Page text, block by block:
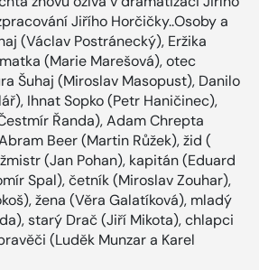
Jiřího Horčičky..Osoby a
(Václav Postránecký), Eržika
(Marie Marešová), otec
Šuhaj (Miroslav Masopust), Danilo
Ihnat Sopko (Petr Haničinec),
Řanda), Adam Chrepta
Beer (Martin Růžek), žid (
(Jan Pohan), kapitán (Eduard
Spal), četník (Miroslav Zouhar),
žena (Věra Galatíková), mladý
starý Drač (Jiří Mikota), chlapci
(Luděk Munzar a Karel